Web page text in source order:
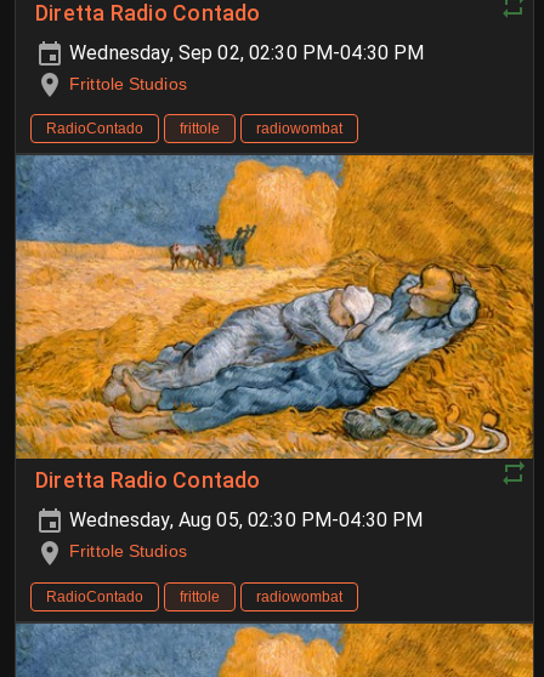
Diretta Radio Contado
Wednesday, Sep 02, 02:30 PM-04:30 PM
Frittole Studios
RadioContado frittole radiowombat
Diretta Radio Contado
Wednesday, Aug 05, 02:30 PM-04:30 PM
Frittole Studios
RadioContado frittole radiowombat